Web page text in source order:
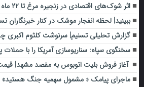
اثر شوک‌های اقتصادی در زنجیره مرغ تا ۲۲ ماه باقی می‌ماند
ببینید| لحظه انفجار موشک‌ در کنار خبرنگاران
گزارش تحلیلی تسنیم| سرنوشت کلثوم اکبری
سخنگوی سپاه: سناریوسازی آمریکا را با حملات
آغاز فروش بلیت اتوبوس به مقصد مشهد|
ماجرای پیامک « مشمول سهمیه جنگ هستید»